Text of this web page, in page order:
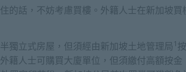
的話，不妨考慮買樓。外籍人士在新加坡買
獨立式房屋，但須經由新加坡土地管理局 1
籍人士可購買大廈單位，但須繳付高額按金